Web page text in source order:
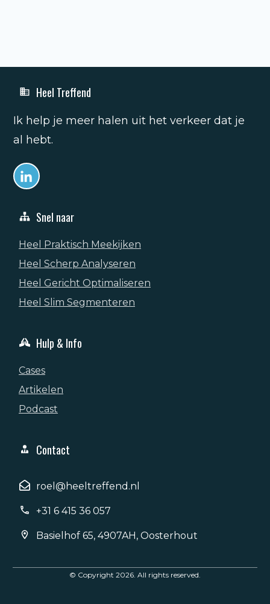
Heel Treffend
Ik help je meer halen uit het verkeer dat je
al hebt.
Snel naar
Heel Praktisch Meekijken
Heel Scherp Analyseren
Heel Gericht Optimaliseren
Heel Slim Segmenteren
Hulp & Info
Cases
Artikelen
Podcast
Contact
roel@heeltreffend.nl
+31 6 415 36 057
Basielhof 65, 4907AH, Oosterhout
© Copyright 2026. All rights reserved.